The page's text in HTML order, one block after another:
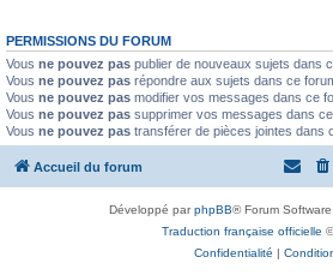
PERMISSIONS DU FORUM
Vous ne pouvez pas publier de nouveaux sujets dans
Vous ne pouvez pas répondre aux sujets dans ce
Vous ne pouvez pas modifier vos messages dans ce
Vous ne pouvez pas supprimer vos messages dans
Vous ne pouvez pas transférer de pièces jointes dans
Accueil du forum
Développé parphpBB® Forum
Traduction française officielle
Confidentialité